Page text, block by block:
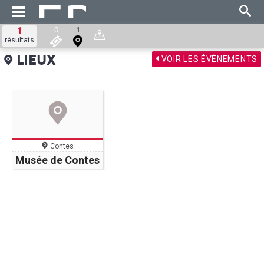
VOIR LES ÉVÉNEMENTS
LIEUX
Contes
Musée de Contes
1
résultats
0 1